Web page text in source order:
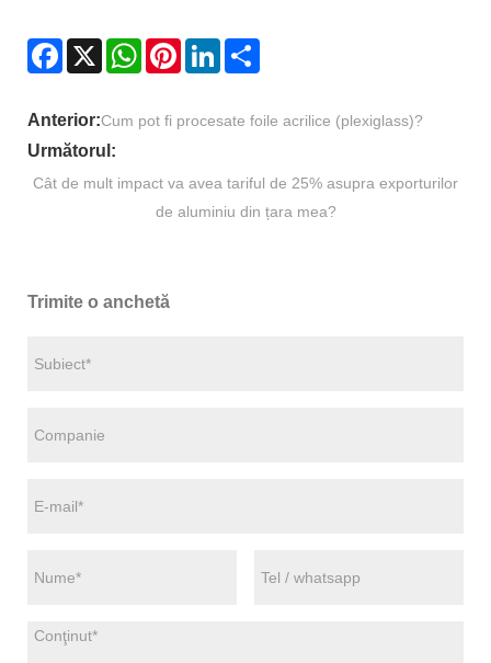
Facebook
X WhatsApp
PinterestLinkedIn
Anterior:Cum pot fi procesate foile acrilice (plexiglass)?
Următorul:
Cât de mult impact va avea tariful de 25% asupra exporturilor
de aluminiu din țara mea?
Trimite o anchetă